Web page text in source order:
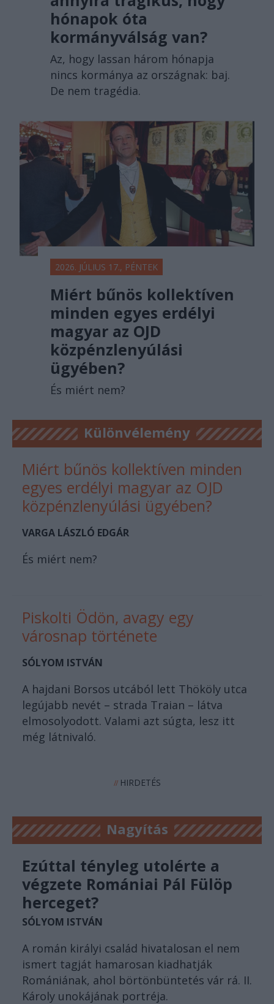
hónapok óta
kormányválság van?
Az, hogy lassan három hónapja
nincs kormánya az országnak: baj.
De nem tragédia.
2026. JÚLIUS 17., PÉNTEK
Miért bűnös kollektíven
minden egyes erdélyi
magyar az OJD
közpénzlenyúlási
ügyében?
És miért nem?
Különvélemény
Miért bűnös kollektíven minden
egyes erdélyi magyar az OJD
közpénzlenyúlási ügyében?
VARGA LÁSZLÓ EDGÁR
És miért nem?
Piskolti Ödön, avagy egy
városnap története
SÓLYOM ISTVÁN
A hajdani Borsos utcából lett Thököly utca
legújabb nevét – strada Traian – látva
elmosolyodott. Valami azt súgta, lesz itt
még látnivaló.
//HIRDETÉS
Nagyítás
Ezúttal tényleg utolérte a
végzete Romániai Pál Fülöp
herceget?
SÓLYOM ISTVÁN
A román királyi család hivatalosan el nem
ismert tagját hamarosan kiadhatják
Romániának, ahol börtönbüntetés vár rá. II.
Károly unokájának portréja.